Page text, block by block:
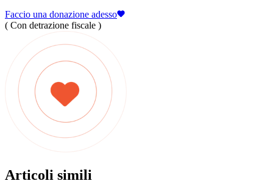
Faccio una donazione adesso
( Con detrazione fiscale )
Articoli simili